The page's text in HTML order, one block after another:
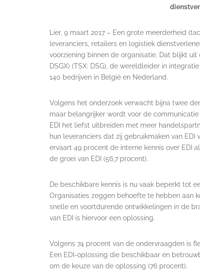
Lier, 9 maart 2017 – Een grote meerderheid
leveranciers, retailers en logistiek
voorziening binnen de organisatie. Dat blijkt
DSGX) (TSX: DSG), de wereldleider in
140 bedrijven in België en Nederland.
Volgens het onderzoek verwacht bijna twee
maar belangrijker wordt voor de
EDI het liefst uitbreiden met meer
hun leveranciers dat zij gebruikmaken van
ervaart 49 procent de interne kennis over EDI
de groei van EDI (56,7 procent).
De beschikbare kennis is nu vaak beperkt tot
Organisaties zeggen behoefte te hebben aan
snelle en voortdurende ontwikkelingen in de
van EDI is hiervoor een oplossing.
Volgens 74 procent van de ondervraagden is
Een EDI-oplossing die beschikbaar en
om de keuze van de oplossing (76 procent).